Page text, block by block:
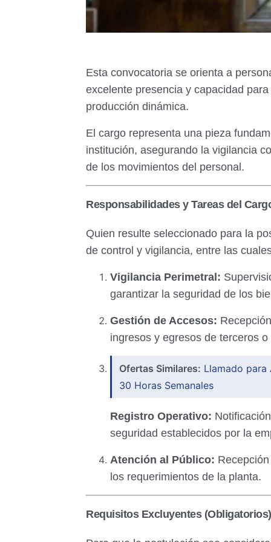
Esta convocatoria se orienta a
excelente presencia y capacidad
producción dinámica.
El cargo representa una pieza
institución, asegurando la vigilancia
de los movimientos del personal.
Responsabilidades y Tareas del
Quien resulte seleccionado para la
de control y vigilancia, entre las
Vigilancia Perimetral:
garantizar la seguridad de los
Gestión de Accesos:
ingresos y egresos de terceros
Ofertas Similares: Llamado
30 Horas Semanales
Registro Operativo:
seguridad establecidos por la
Atención al Público:
los requerimientos de la planta.
Requisitos Excluyentes (Obligatorios)